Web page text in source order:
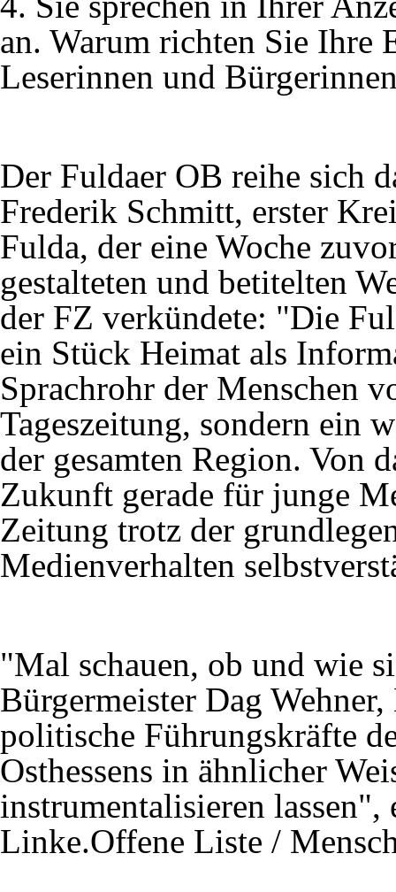
an. Warum richten Sie Ihre
Leserinnen und
Der Fuldaer OB reihe sich
Frederik Schmitt, erster
Fulda, der eine Woche
gestalteten und betitelten
der FZ verkündete: "Die
ein Stück Heimat als
Sprachrohr der Menschen
Tageszeitung, sondern ein
der gesamten Region. Von
Zukunft gerade für junge
Zeitung trotz der
Medienverhalten
"Mal schauen, ob und wie
Bürgermeister Dag
politische Führungskräfte
Osthessens in ähnlicher
instrumentalisieren
Linke.Offene Liste /